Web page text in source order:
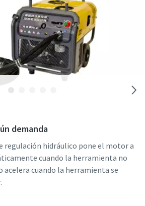
demanda
regulación hidráulico pone el motor a
cuando la herramienta no
acelera cuando la herramienta se